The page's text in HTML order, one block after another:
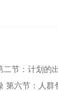
节：计划
六节：人